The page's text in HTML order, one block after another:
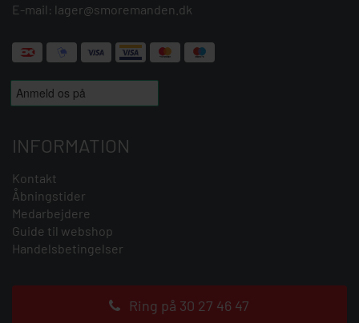
E-mail: lager@smoremanden.dk
INFORMATION
Kontakt
Åbningstider
Medarbejdere
Guide til webshop
Handelsbetingelser
Ring på 30 27 46 47